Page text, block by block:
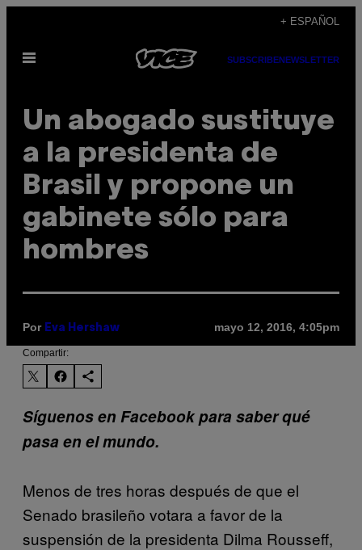
contenido
+ ESPAÑOL
Abrir
SUBSCRIBENEWSLETTER
Un abogado sustituye
a la presidenta de
Brasil y propone un
gabinete sólo para
hombres
Por Eva Hershaw mayo 12, 2016, 4:05pm
Compartir:
Síguenos en Facebook para saber qué
pasa en el mundo.
Menos de tres horas después de que el
Senado brasileño votara a favor de la
suspensión de la presidenta Dilma Rousseff,